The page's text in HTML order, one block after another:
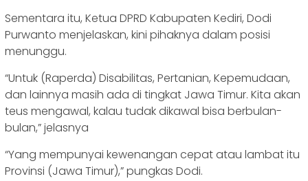
Sementara itu, Ketua DPRD Kabupaten Kediri, Dodi
Purwanto menjelaskan, kini pihaknya dalam posisi
menunggu.
“Untuk (Raperda) Disabilitas, Pertanian, Kepemudaan,
dan lainnya masih ada di tingkat Jawa Timur. Kita akan
teus mengawal, kalau tudak dikawal bisa berbulan-
bulan,” jelasnya
“Yang mempunyai kewenangan cepat atau lambat itu
Provinsi (Jawa Timur),” pungkas Dodi.